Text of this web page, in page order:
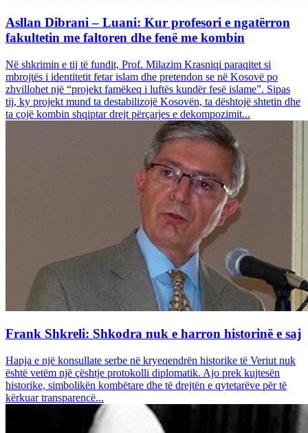
Asllan Dibrani – Luani: Kur profesori e ngatërron
fakultetin me faltoren dhe fenë me kombin
Në shkrimin e tij të fundit, Prof. Milazim Krasniqi paraqitet si
mbrojtës i identitetit fetar islam dhe pretendon se në Kosovë po
zhvillohet një “projekt famëkeq i luftës kundër fesë islame”. Sipas
tij, ky projekt mund ta destabilizojë Kosovën, ta dështojë shtetin dhe
ta çojë kombin shqiptar drejt përçarjes e dekompozimit...
Frank Shkreli: Shkodra nuk e harron historinë e saj
Hapja e një konsullate serbe në kryeqendrën historike të Veriut nuk
është vetëm një çështje protokolli diplomatik. Ajo prek kujtesën
historike, simbolikën kombëtare dhe të drejtën e qytetarëve për të
kërkuar transparencë...